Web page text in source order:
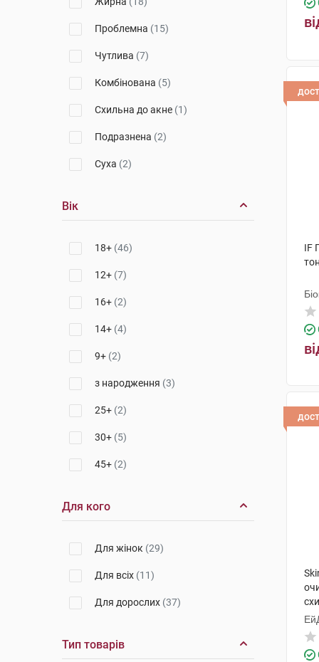
Проблемна (15)
Чутлива (7)
Комбінована (5)
Схильна до акне (1)
Подразнена (2)
Суха (2)
Вік
18+ (46)
12+ (7)
16+ (2)
14+ (4)
9+ (2)
з народження (3)
25+ (2)
30+ (5)
45+ (2)
Для кого
Для жінок (29)
Для всіх (11)
Для дорослих (37)
Тип товарів
IF